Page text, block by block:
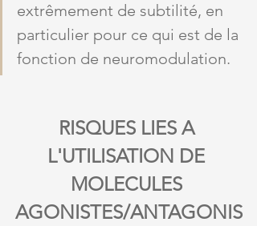
extrêmement de subtilité, en
particulier pour ce qui est de la
fonction de neuromodulation.
RISQUES LIES A
L'UTILISATION DE
MOLECULES
AGONISTES/ANTAGONIS